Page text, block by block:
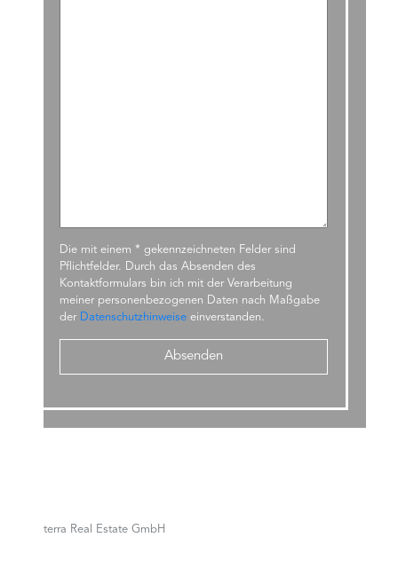
Die mit einem * gekennzeichneten Felder sind
Pflichtfelder. Durch das Absenden des
Kontaktformulars bin ich mit der Verarbeitung
meiner personenbezogenen Daten nach Maßgabe
der Datenschutzhinweise einverstanden.
terra Real Estate GmbH